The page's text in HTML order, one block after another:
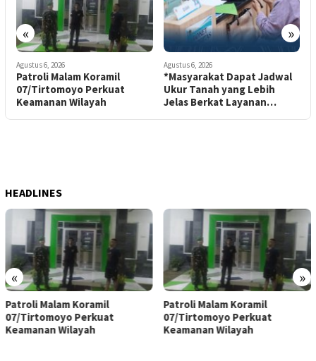
« »
Agustus 6, 2026
Patroli Malam Koramil
07/Tirtomoyo Perkuat
Keamanan Wilayah
Agustus 6, 2026
*Masyarakat Dapat Jadwal
Ukur Tanah yang Lebih
Jelas Berkat Layanan
HEADLINES
« »
Patroli Malam Koramil
07/Tirtomoyo Perkuat
Keamanan Wilayah
Patroli Malam Koramil
07/Tirtomoyo Perkuat
Keamanan Wilayah